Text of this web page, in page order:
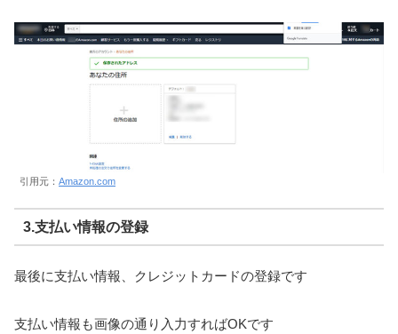
引用元： Amazon.com
3.支払い情報の登録
最後に支払い情報、クレジットカードの登録です
支払い情報も画像の通り入力すればOKです